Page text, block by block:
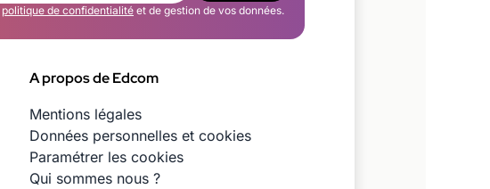
politique de confidentialité et de gestion de vos données.
A propos de Edcom
Mentions légales
Données personnelles et cookies
Paramétrer les cookies
Qui sommes nous ?